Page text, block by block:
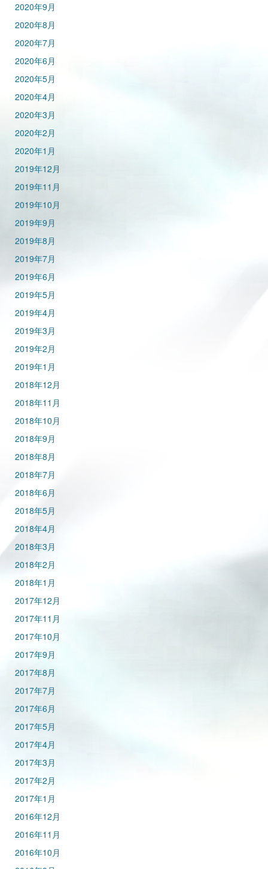
2020年9月
2020年8月
2020年7月
2020年6月
2020年5月
2020年4月
2020年3月
2020年2月
2020年1月
2019年12月
2019年11月
2019年10月
2019年9月
2019年8月
2019年7月
2019年6月
2019年5月
2019年4月
2019年3月
2019年2月
2019年1月
2018年12月
2018年11月
2018年10月
2018年9月
2018年8月
2018年7月
2018年6月
2018年5月
2018年4月
2018年3月
2018年2月
2018年1月
2017年12月
2017年11月
2017年10月
2017年9月
2017年8月
2017年7月
2017年6月
2017年5月
2017年4月
2017年3月
2017年2月
2017年1月
2016年12月
2016年11月
2016年10月